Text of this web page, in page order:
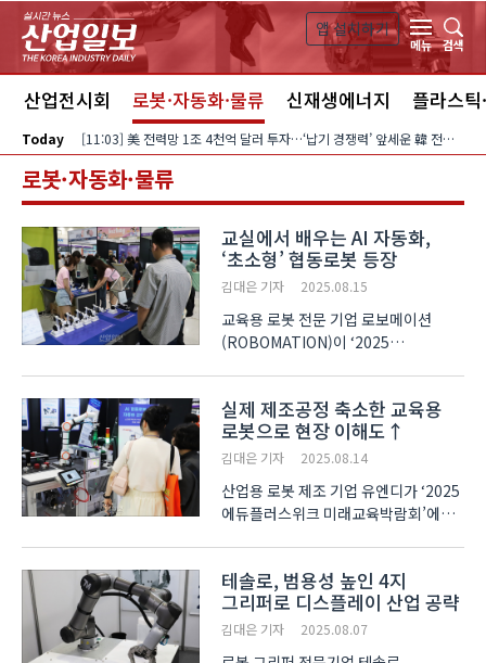
본문 바로가기
앱 설치하기
메뉴
검색
산업전시회 로봇·자동화·물류 신재생에너지 플라스틱
Today [11:03] 美 전력망 1조 4천억 달러 투자…‘납기 경쟁력’ 앞세운 韓 전력기자재 수출 호조
로봇·자동화·물류
교실에서 배우는 AI 자동화,
‘초소형’ 협동로봇 등장
김대은 기자 2025.08.15
교육용 로봇 전문 기업 로보메이션
(ROBOMATION)이 ‘2025
‘라쿤봇’을 새롭게 공개했다. 이 제품은
학교에서 협동로봇을 학습할 수 있도록
초소형으로 제작했다. 버튼 조작으로
간..
실제 제조공정 축소한 교육용
로봇으로 현장 이해도↑
김대은 기자 2025.08.14
산업용 로봇 제조 기업 유엔디가 ‘2025
에듀플러스위크 미래교육박람회’에
기반으로 해, 학생들이 로봇 시스템을
다채로운 관점에서 이해할 수 있도록
돕는 교육 솔루션을 제공하는..
테솔로, 범용성 높인 4지
그리퍼로 디스플레이 산업 공략
김대은 기자 2025.08.07